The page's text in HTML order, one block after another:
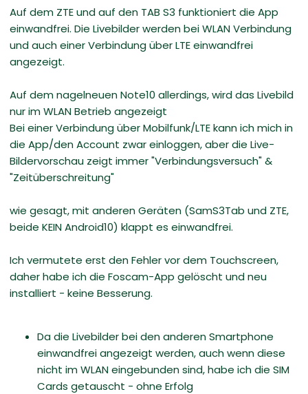
Auf dem ZTE und auf den TAB S3 funktioniert die App
einwandfrei. Die Livebilder werden bei WLAN Verbindung
und auch einer Verbindung über LTE einwandfrei
angezeigt.
Auf dem nagelneuen Note10 allerdings, wird das Livebild
nur im WLAN Betrieb angezeigt
Bei einer Verbindung über Mobilfunk/LTE kann ich mich in
die App/den Account zwar einloggen, aber die Live-
Bildervorschau zeigt immer "Verbindungsversuch" &
"Zeitüberschreitung"
wie gesagt, mit anderen Geräten (SamS3Tab und ZTE,
beide KEIN Android10) klappt es einwandfrei.
Ich vermutete erst den Fehler vor dem Touchscreen,
daher habe ich die Foscam-App gelöscht und neu
installiert - keine Besserung.
Da die Livebilder bei den anderen Smartphone
einwandfrei angezeigt werden, auch wenn diese
nicht im WLAN eingebunden sind, habe ich die SIM
Cards getauscht - ohne Erfolg